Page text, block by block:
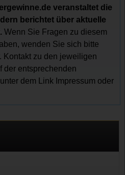
veranstaltet die
berichtet über aktuelle
Wenn Sie Fragen zu diesem
wenden Sie sich bitte
Kontakt zu den jeweiligen
der entsprechenden
dem Link Impressum oder